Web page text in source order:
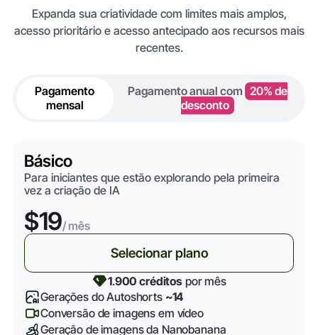
Expanda sua criatividade com limites mais amplos,
acesso prioritário e acesso antecipado aos recursos mais
recentes.
Pagamento
mensal
Pagamento anual com 20% de
desconto
Básico
Para iniciantes que estão explorando pela primeira
vez a criação de IA
$19/ mês
Selecionar plano
1.900 créditos por mês
Gerações do Autoshorts ~14
Conversão de imagens em vídeo
Geração de imagens da Nanobanana